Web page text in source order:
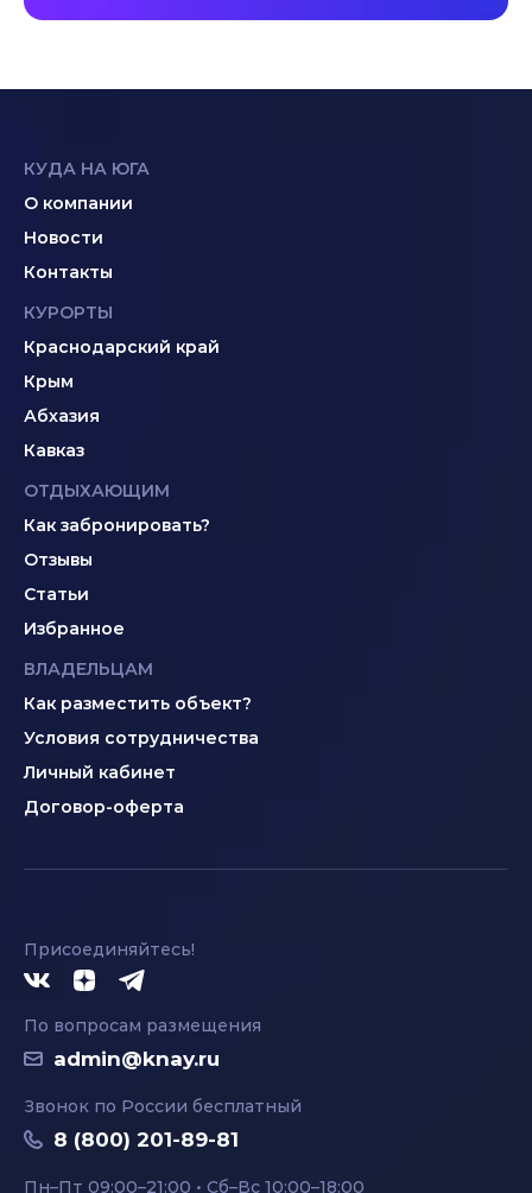
КУДА НА ЮГА
О компании
Новости
Контакты
КУРОРТЫ
Краснодарский край
Крым
Абхазия
Кавказ
ОТДЫХАЮЩИМ
Как забронировать?
Отзывы
Статьи
Избранное
ВЛАДЕЛЬЦАМ
Как разместить объект?
Условия сотрудничества
Личный кабинет
Договор-оферта
Присоединяйтесь!
По вопросам размещения
admin@knay.ru
Звонок по России бесплатный
8 (800) 201-89-81
Пн–Пт 09:00–21:00 • Сб–Вс 10:00–18:00